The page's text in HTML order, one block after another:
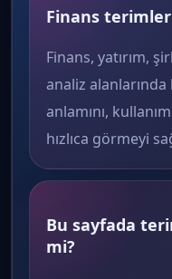
Finans
Finans, yatırım,
analiz alanlarında
anlamını,
hızlıca görmeyi
Bu sayfada
mi?